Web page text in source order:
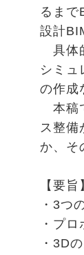
るまで
設計
具体
シミュ
の作成
本稿
ス整備
か、そ
【要旨
・3つ
・プ
・3D